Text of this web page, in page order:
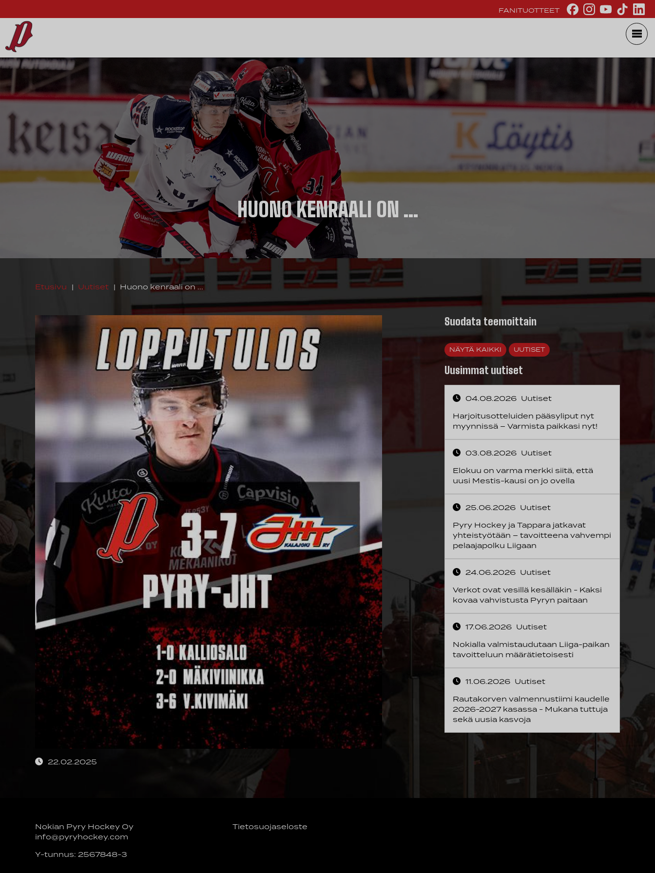
FANITUOTTEET
HUONO KENRAALI ON ...
Etusivu | Uutiset | Huono kenraali on ...
22.02.2025
Suodata teemoittain
NÄYTÄ KAIKKI UUTISET
Uusimmat uutiset
04.08.2026 Uutiset
Harjoitusotteluiden pääsyliput nyt
myynnissä – Varmista paikkasi nyt!
03.08.2026 Uutiset
Elokuu on varma merkki siitä, että
uusi Mestis-kausi on jo ovella
25.06.2026 Uutiset
Pyry Hockey ja Tappara jatkavat
yhteistyötään – tavoitteena vahvempi
pelaajapolku Liigaan
24.06.2026 Uutiset
Verkot ovat vesillä kesälläkin - Kaksi
kovaa vahvistusta Pyryn paitaan
17.06.2026 Uutiset
Nokialla valmistaudutaan Liiga-paikan
tavoitteluun määrätietoisesti
11.06.2026 Uutiset
Rautakorven valmennustiimi kaudelle
2026-2027 kasassa - Mukana tuttuja
sekä uusia kasvoja
Nokian Pyry Hockey Oy
info@pyryhockey.com
Y-tunnus: 2567848-3
Tietosuojaseloste